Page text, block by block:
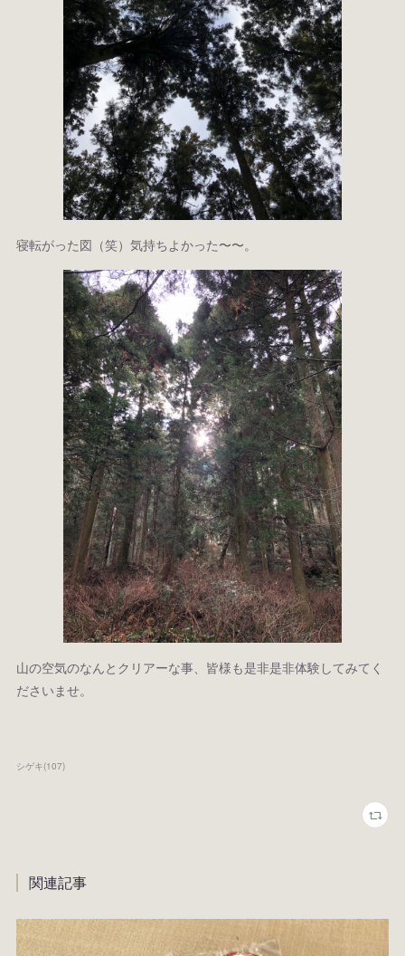
寝転がった図（笑）気持ちよかった〜〜。
山の空気のなんとクリアーな事、皆様も是非是非体験してみてく
ださいませ。
シゲキ(107)
関連記事